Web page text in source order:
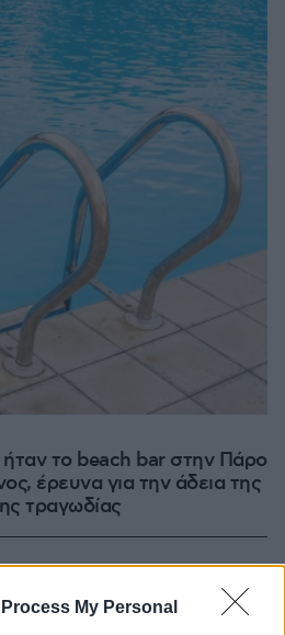
My Personal
το beach bar στην Πάρο
έρευνα για την άδεια της
τραγωδίας